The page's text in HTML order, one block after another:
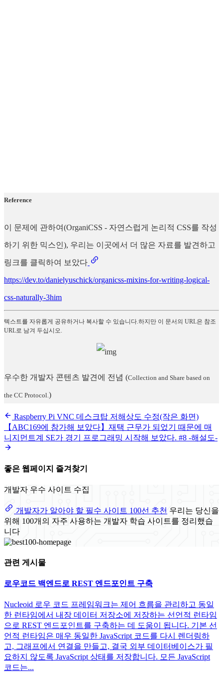
Reference
이 문제에 관하여(OrganiCSS - 자연스럽게 논리적 CSS를 작성
하기 위한 믹스인), 우리는 이곳에서 더 많은 자료를 발견하고
링크를 클릭하여 보았다
https://dev.to/danielyuschick/organicss-mixins-for-writing-logical-
css-naturally-3him
텍스트를 자유롭게 공유하거나 복사할 수 있습니다.하지만 이 문서의 URL은 참조
URL로 남겨 두십시오.
우수한 개발자 콘텐츠 발견에 전념 (Collection and Share based on
the CC Protocol. )
Raspberry Pi VNC 데스크탑 저해상도 수정(작은 화면)
【ABC169에 참가해 보았다】재택 근무가 되었기 때문에 매
니지먼트계 SE가 경기 프로그래밍 시작해 보았다. #8 -해설도-
좋은 웹페이지 즐겨찾기
개발자 우수 사이트 수집
개발자가 알아야 할 필수 사이트 100선 추천 우리는 당신을
위해 100개의 자주 사용하는 개발자 학습 사이트를 정리했습
니다
관련 게시물
로우코드 백엔드로 REST 엔드포인트 구축
Nucleoid 로우 코드 프레임워크는 제어 흐름을 관리하고 동일
한 런타임에서 내장 데이터 저장소에 저장하는 선언적 런타임
으로 REST 엔드포인트를 구축하는 데 도움이 됩니다. 기본 선
언적 런타임은 매우 동일한 JavaScript 코드를 다시 렌더링하
고, 그래프에서 연결을 만들고, 결국 외부 데이터베이스가 필
요하지 않도록 JavaScript 상태를 저장합니다. 모든 JavaScript
코드는...